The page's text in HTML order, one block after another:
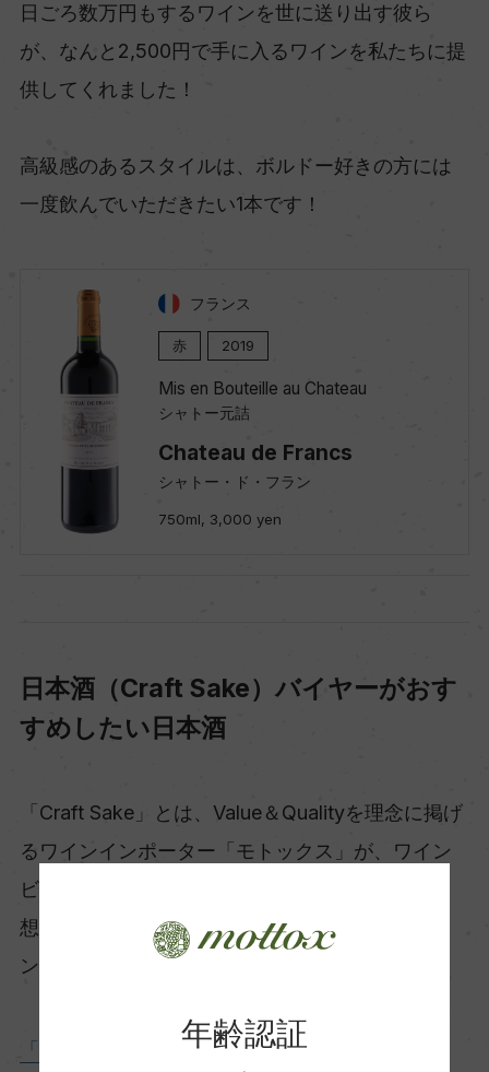
日ごろ数万円もするワインを世に送り出す彼ら
が、なんと2,500円で手に入るワインを私たちに提
供してくれました！
高級感のあるスタイルは、ボルドー好きの方には
一度飲んでいただきたい1本です！
フランス
赤 2019
Mis en Bouteille au Chateau
シャトー元詰
Chateau de Francs
シャトー・ド・フラン
750ml, 3,000 yen
日本酒（Craft Sake）バイヤーがおす
すめしたい日本酒
「Craft Sake」とは、Value＆Qualityを理念に掲げ
るワインインポーター「モトックス」が、ワイン
ビジネスのノウハウと豊富な国際感覚を活かし、
想いを同じくする蔵元と協力して開発した、ワイ
ンのように世界で愛される日本酒のことです。
「Craft Sake」の詳細はこちら
年齢認証